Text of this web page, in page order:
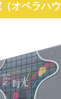
オペラハウ